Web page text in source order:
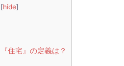
[hide]
住宅』の定義は？